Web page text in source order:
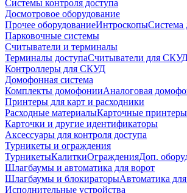
Системы контроля доступа
Досмотровое оборудование
Прочее оборудованиеИнтроскопыСистема
Парковочные системы
Считыватели и терминалы
Терминалы доступаСчитыватели для
Контроллеры для СКУД
Домофонная система
Комплекты домофонииАналоговая
Принтеры для карт и расходники
Расходные материалыКарточные принтеры
Карточки и другие идентификаторы
Аксессуары для контроля доступа
Турникеты и ограждения
ТурникетыКалиткиОгражденияДоп.
Шлагбаумы и автоматика для ворот
Шлагбаумы и блокираторыАвтоматика
Исполнительные устройства